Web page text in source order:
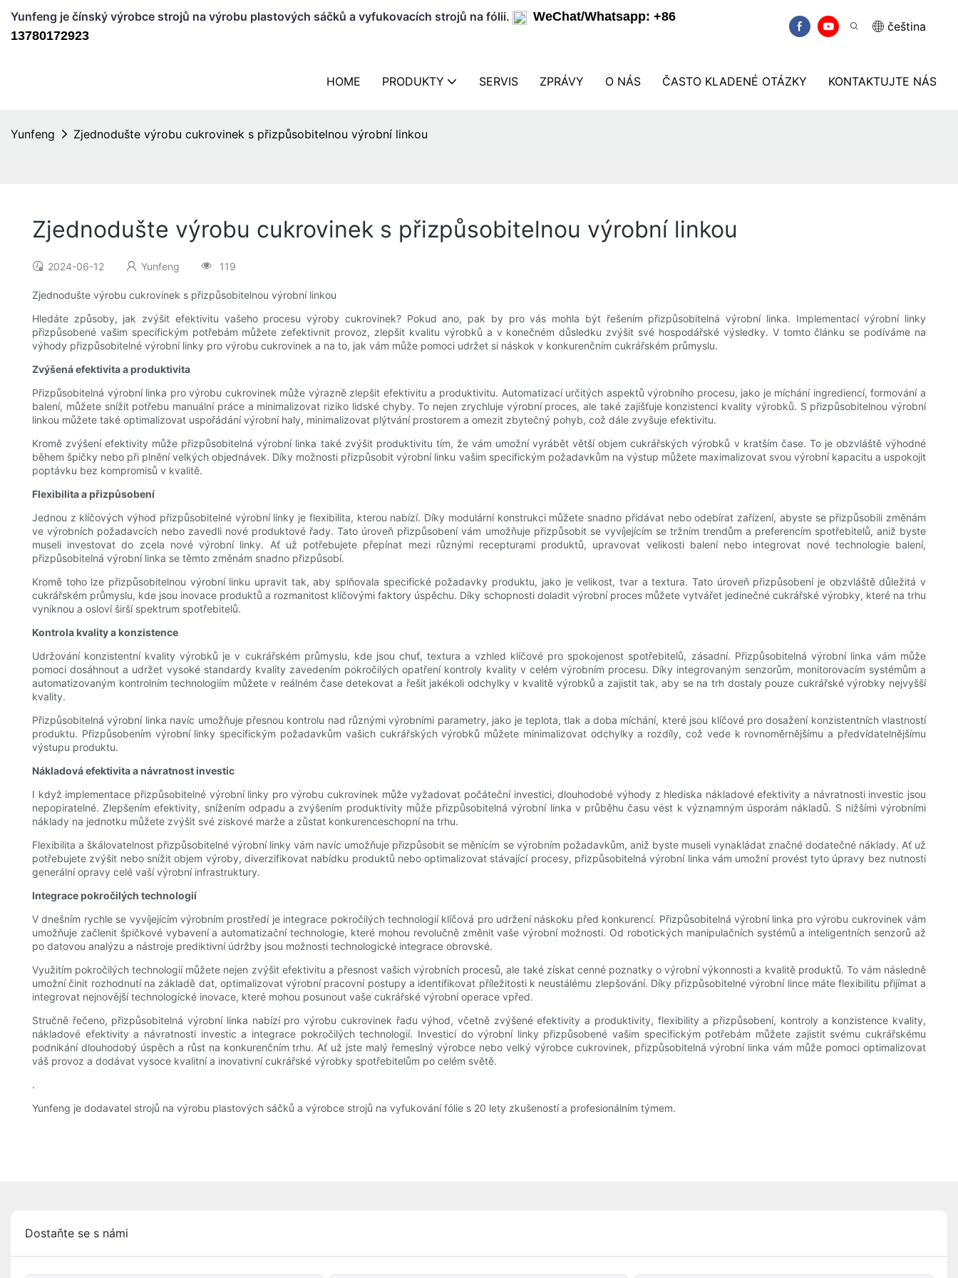
Yunfeng je čínský výrobce strojů na výrobu plastových sáčků a vyfukovacích strojů na fólii.
WeChat/Whatsapp: +86
13780172923
čeština
HOME PRODUKTY SERVIS ZPRÁVY O NÁS ČASTO KLADENÉ OTÁZKY KONTAKTUJTE NÁS
Yunfeng Zjednodušte výrobu cukrovinek s přizpůsobitelnou výrobní linkou
Zjednodušte výrobu cukrovinek s přizpůsobitelnou výrobní linkou
2024-06-12 Yunfeng 119
Zjednodušte výrobu cukrovinek s přizpůsobitelnou výrobní linkou
Hledáte způsoby, jak zvýšit efektivitu vašeho procesu výroby cukrovinek? Pokud ano, pak by pro vás mohla být řešením přizpůsobitelná výrobní linka. Implementací výrobní linky
přizpůsobené vašim specifickým potřebám můžete zefektivnit provoz, zlepšit kvalitu výrobků a v konečném důsledku zvýšit své hospodářské výsledky. V tomto článku se podíváme na
výhody přizpůsobitelné výrobní linky pro výrobu cukrovinek a na to, jak vám může pomoci udržet si náskok v konkurenčním cukrářském průmyslu.
Zvýšená efektivita a produktivita
Přizpůsobitelná výrobní linka pro výrobu cukrovinek může výrazně zlepšit efektivitu a produktivitu. Automatizací určitých aspektů výrobního procesu, jako je míchání ingrediencí, formování a
balení, můžete snížit potřebu manuální práce a minimalizovat riziko lidské chyby. To nejen zrychluje výrobní proces, ale také zajišťuje konzistenci kvality výrobků. S přizpůsobitelnou výrobní
linkou můžete také optimalizovat uspořádání výrobní haly, minimalizovat plýtvání prostorem a omezit zbytečný pohyb, což dále zvyšuje efektivitu.
Kromě zvýšení efektivity může přizpůsobitelná výrobní linka také zvýšit produktivitu tím, že vám umožní vyrábět větší objem cukrářských výrobků v kratším čase. To je obzvláště výhodné
během špičky nebo při plnění velkých objednávek. Díky možnosti přizpůsobit výrobní linku vašim specifickým požadavkům na výstup můžete maximalizovat svou výrobní kapacitu a uspokojit
poptávku bez kompromisů v kvalitě.
Flexibilita a přizpůsobení
Jednou z klíčových výhod přizpůsobitelné výrobní linky je flexibilita, kterou nabízí. Díky modulární konstrukci můžete snadno přidávat nebo odebírat zařízení, abyste se přizpůsobili změnám
ve výrobních požadavcích nebo zavedli nové produktové řady. Tato úroveň přizpůsobení vám umožňuje přizpůsobit se vyvíjejícím se tržním trendům a preferencím spotřebitelů, aniž byste
museli investovat do zcela nové výrobní linky. Ať už potřebujete přepínat mezi různými recepturami produktů, upravovat velikosti balení nebo integrovat nové technologie balení,
přizpůsobitelná výrobní linka se těmto změnám snadno přizpůsobí.
Kromě toho lze přizpůsobitelnou výrobní linku upravit tak, aby splňovala specifické požadavky produktu, jako je velikost, tvar a textura. Tato úroveň přizpůsobení je obzvláště důležitá v
cukrářském průmyslu, kde jsou inovace produktů a rozmanitost klíčovými faktory úspěchu. Díky schopnosti doladit výrobní proces můžete vytvářet jedinečné cukrářské výrobky, které na trhu
vyniknou a osloví širší spektrum spotřebitelů.
Kontrola kvality a konzistence
Udržování konzistentní kvality výrobků je v cukrářském průmyslu, kde jsou chuť, textura a vzhled klíčové pro spokojenost spotřebitelů, zásadní. Přizpůsobitelná výrobní linka vám může
pomoci dosáhnout a udržet vysoké standardy kvality zavedením pokročilých opatření kontroly kvality v celém výrobním procesu. Díky integrovaným senzorům, monitorovacím systémům a
automatizovaným kontrolním technologiím můžete v reálném čase detekovat a řešit jakékoli odchylky v kvalitě výrobků a zajistit tak, aby se na trh dostaly pouze cukrářské výrobky nejvyšší
kvality.
Přizpůsobitelná výrobní linka navíc umožňuje přesnou kontrolu nad různými výrobními parametry, jako je teplota, tlak a doba míchání, které jsou klíčové pro dosažení konzistentních vlastností
produktu. Přizpůsobením výrobní linky specifickým požadavkům vašich cukrářských výrobků můžete minimalizovat odchylky a rozdíly, což vede k rovnoměrnějšímu a předvídatelnějšímu
výstupu produktu.
Nákladová efektivita a návratnost investic
I když implementace přizpůsobitelné výrobní linky pro výrobu cukrovinek může vyžadovat počáteční investici, dlouhodobé výhody z hlediska nákladové efektivity a návratnosti investic jsou
nepopiratelné. Zlepšením efektivity, snížením odpadu a zvýšením produktivity může přizpůsobitelná výrobní linka v průběhu času vést k významným úsporám nákladů. S nižšími výrobními
náklady na jednotku můžete zvýšit své ziskové marže a zůstat konkurenceschopní na trhu.
Flexibilita a škálovatelnost přizpůsobitelné výrobní linky vám navíc umožňuje přizpůsobit se měnícím se výrobním požadavkům, aniž byste museli vynakládat značné dodatečné náklady. Ať už
potřebujete zvýšit nebo snížit objem výroby, diverzifikovat nabídku produktů nebo optimalizovat stávající procesy, přizpůsobitelná výrobní linka vám umožní provést tyto úpravy bez nutnosti
generální opravy celé vaší výrobní infrastruktury.
Integrace pokročilých technologií
V dnešním rychle se vyvíjejícím výrobním prostředí je integrace pokročilých technologií klíčová pro udržení náskoku před konkurencí. Přizpůsobitelná výrobní linka pro výrobu cukrovinek vám
umožňuje začlenit špičkové vybavení a automatizační technologie, které mohou revolučně změnit vaše výrobní možnosti. Od robotických manipulačních systémů a inteligentních senzorů až
po datovou analýzu a nástroje prediktivní údržby jsou možnosti technologické integrace obrovské.
Využitím pokročilých technologií můžete nejen zvýšit efektivitu a přesnost vašich výrobních procesů, ale také získat cenné poznatky o výrobní výkonnosti a kvalitě produktů. To vám následně
umožní činit rozhodnutí na základě dat, optimalizovat výrobní pracovní postupy a identifikovat příležitosti k neustálému zlepšování. Díky přizpůsobitelné výrobní lince máte flexibilitu přijímat a
integrovat nejnovější technologické inovace, které mohou posunout vaše cukrářské výrobní operace vpřed.
Stručně řečeno, přizpůsobitelná výrobní linka nabízí pro výrobu cukrovinek řadu výhod, včetně zvýšené efektivity a produktivity, flexibility a přizpůsobení, kontroly a konzistence kvality,
nákladové efektivity a návratnosti investic a integrace pokročilých technologií. Investicí do výrobní linky přizpůsobené vašim specifickým potřebám můžete zajistit svému cukrářskému
podnikání dlouhodobý úspěch a růst na konkurenčním trhu. Ať už jste malý řemeslný výrobce nebo velký výrobce cukrovinek, přizpůsobitelná výrobní linka vám může pomoci optimalizovat
váš provoz a dodávat vysoce kvalitní a inovativní cukrářské výrobky spotřebitelům po celém světě.
.
Yunfeng je dodavatel strojů na výrobu plastových sáčků a výrobce strojů na vyfukování fólie s 20 lety zkušeností a profesionálním týmem.
Dostaňte se s námi